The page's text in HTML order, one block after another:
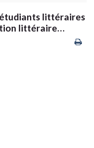
littéraires
littéraire…